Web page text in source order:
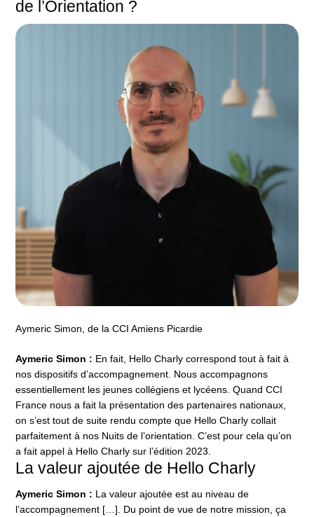
de l’Orientation ?
Aymeric Simon, de la CCI Amiens Picardie
Aymeric Simon : En fait, Hello Charly correspond tout à fait à
nos dispositifs d’accompagnement. Nous accompagnons
essentiellement les jeunes collégiens et lycéens. Quand CCI
France nous a fait la présentation des partenaires nationaux,
on s’est tout de suite rendu compte que Hello Charly collait
parfaitement à nos Nuits de l’orientation. C’est pour cela qu’on
a fait appel à Hello Charly sur l’édition 2023.
La valeur ajoutée de Hello Charly
Aymeric Simon : La valeur ajoutée est au niveau de
l’accompagnement […]. Du point de vue de notre mission, ça